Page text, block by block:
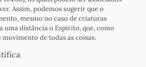
Assim, podemos sugerir que o
mesmo no caso de criaturas
uma distância o Espírito, que, como
movimento de todas as coisas.